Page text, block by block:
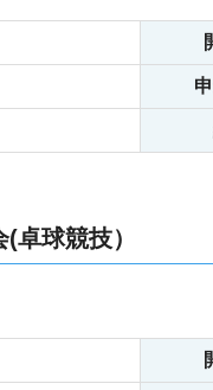
卓球競技）